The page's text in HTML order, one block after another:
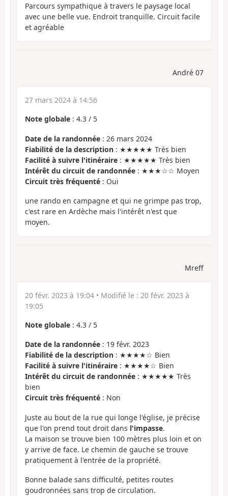
Parcours sympathique à travers le paysage local
avec une belle vue. Endroit tranquille. Circuit facile
et agréable
André 07
27 mars 2024 à 14:56
Note globale : 4.3 / 5
Date de la randonnée : 26 mars 2024
Fiabilité de la description : ★★★★★ Très bien
Facilité à suivre l'itinéraire : ★★★★★ Très bien
Intérêt du circuit de randonnée : ★★★☆☆ Moyen
Circuit très fréquenté : Oui
une rando en campagne et qui ne grimpe pas trop,
c'est rare en Ardèche mais l'intérêt n'est que
moyen.
Mreff
20 févr. 2023 à 19:04 • Modifié le : 20 févr. 2023 à
19:05
Note globale : 4.3 / 5
Date de la randonnée : 19 févr. 2023
Fiabilité de la description : ★★★★☆ Bien
Facilité à suivre l'itinéraire : ★★★★☆ Bien
Intérêt du circuit de randonnée : ★★★★★ Très
bien
Circuit très fréquenté : Non
Juste au bout de la rue qui longe l'église, je précise
que l'on prend tout droit dans l'impasse.
La maison se trouve bien 100 mètres plus loin et on
y arrive de face. Le chemin de gauche se trouve
pratiquement à l'entrée de la propriété.
Bonne balade sans difficulté, petites routes
goudronnées sans trop de circulation.